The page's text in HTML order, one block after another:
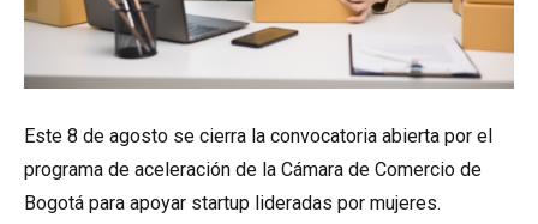
Este 8 de agosto se cierra la convocatoria abierta por el
programa de aceleración de la Cámara de Comercio de
Bogotá para apoyar startup lideradas por mujeres.